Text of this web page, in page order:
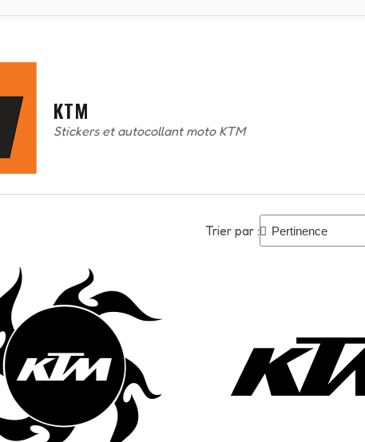
KTM
Stickers et autocollant moto KTM
Trier par :